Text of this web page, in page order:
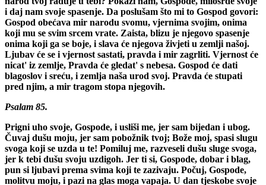
i daj nam svoje spasenje. Da poslušam što mi to Gospod govori:
Gospod obećava mir narodu svomu, vjernima svojim, onima
koji mu se svim srcem vrate. Zaista, blizu je njegovo spasenje
onima koji ga se boje, i slava će njegova živjeti u zemlji našoj.
Ljubav će se i vjernost sastati, pravda i mir zagrliti. Vjernost će
nicat' iz zemlje, Pravda će gledat' s nebesa. Gospod će dati
blagoslov i sreću, i zemlja naša urod svoj. Pravda će stupati
pred njim, a mir tragom stopa njegovih.
Psalam 85.
Prigni uho svoje, Gospode, i usliši me, jer sam bijedan i ubog.
Čuvaj dušu moju, jer sam pobožnik tvoj; Bože moj, spasi slugu
svoga koji se uzda u te! Pomiluj me, razveseli dušu sluge svoga,
jer k tebi dušu svoju uzdigoh. Jer ti si, Gospode, dobar i blag,
pun si ljubavi prema svima koji te zazivaju. Počuj, Gospode,
molitvu moju, i pazi na glas moga vapaja. U dan tjeskobe svoje